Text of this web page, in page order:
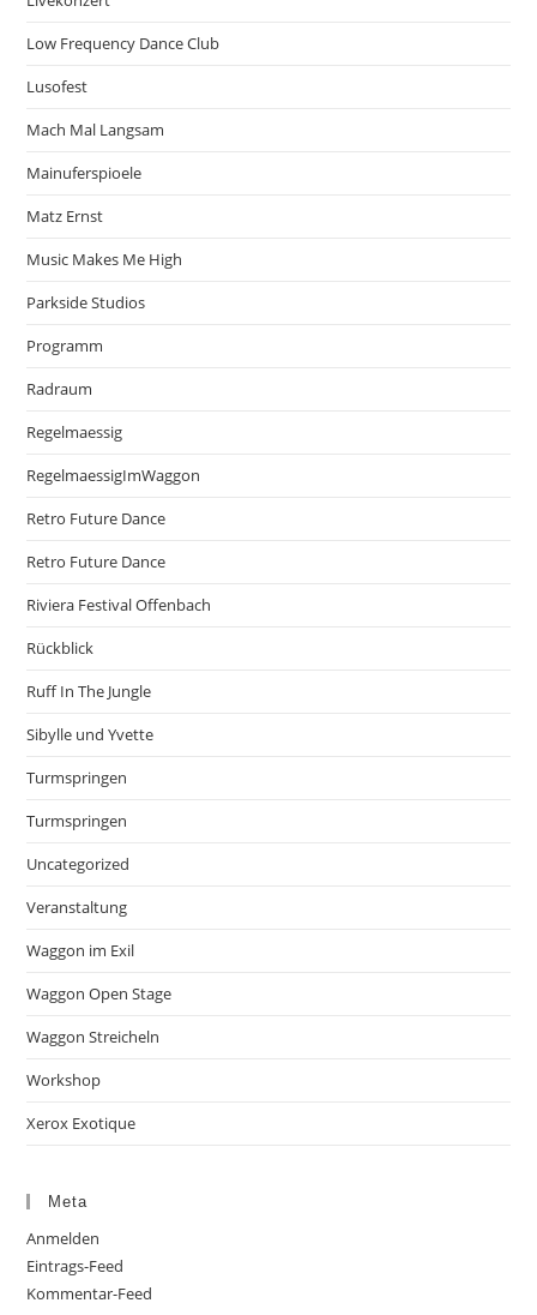
Low Frequency Dance Club
Lusofest
Mach Mal Langsam
Mainuferspioele
Matz Ernst
Music Makes Me High
Parkside Studios
Programm
Radraum
Regelmaessig
RegelmaessigImWaggon
Retro Future Dance
Retro Future Dance
Riviera Festival Offenbach
Rückblick
Ruff In The Jungle
Sibylle und Yvette
Turmspringen
Turmspringen
Uncategorized
Veranstaltung
Waggon im Exil
Waggon Open Stage
Waggon Streicheln
Workshop
Xerox Exotique
Meta
Anmelden
Eintrags-Feed
Kommentar-Feed